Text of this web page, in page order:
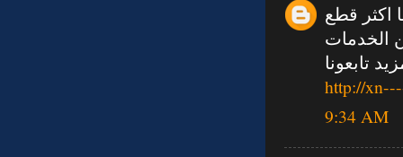
اكثر قطع
الخدمات
تابعونا
http://
9:34 AM